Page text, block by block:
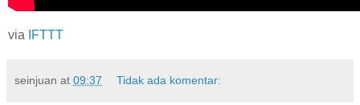
via IFTTT
seinjuan at 09:37 Tidak ada komentar: